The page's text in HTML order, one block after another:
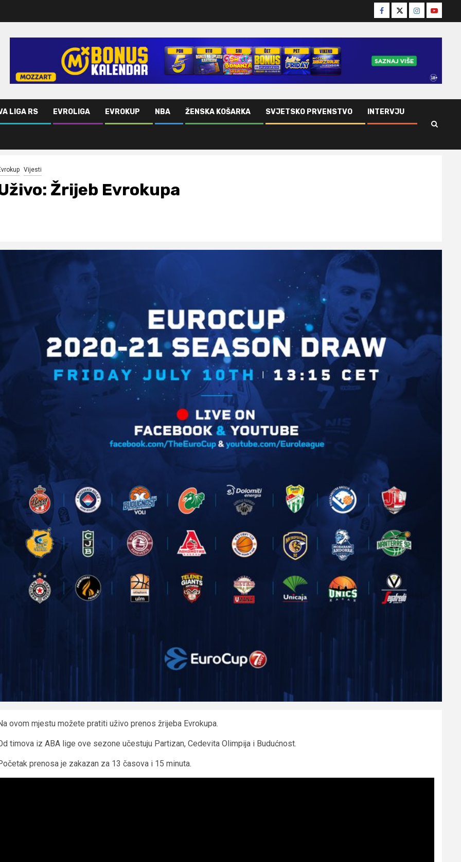
Facebook
TwitterInstagram
Youtube
LIGA RS EVROLIGA EVROKUP NBA ŽENSKA KOŠARKA SVJETSKO PRVENSTVO INTERVJU
Vijesti
Žrijeb Evrokupa
ovom mjestu možete pratiti uživo prenos žrijeba Evrokupa.
timova iz ABA lige ove sezone učestuju Partizan, Cedevita Olimpija i Budućnost.
prenosa je zakazan za 13 časova i 15 minuta.